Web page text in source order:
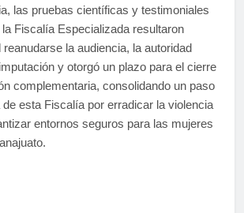
las pruebas científicas y testimoniales
Fiscalía Especializada resultaron
la audiencia, la autoridad
y otorgó un plazo para el cierre
complementaria, consolidando un paso
esta Fiscalía por erradicar la violencia
entornos seguros para las mujeres